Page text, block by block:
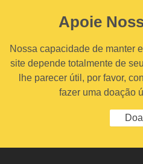
Apoie
Nossa capacidade de manter
site depende totalmente de
lhe parecer útil, por favor,
fazer uma doação